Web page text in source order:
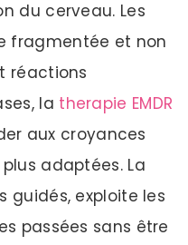
du cerveau. Les
fragmentée et non
réactions
la therapie EMDR
aux croyances
adaptées. La
guidés, exploite les
passées sans être